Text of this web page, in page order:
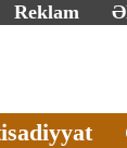
Reklam